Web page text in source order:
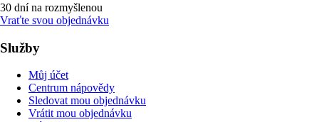
30 dní na rozmyšlenou
Vraťte svou objednávku
Služby
Můj účet
Centrum nápovědy
Sledovat mou objednávku
Vrátit mou objednávku